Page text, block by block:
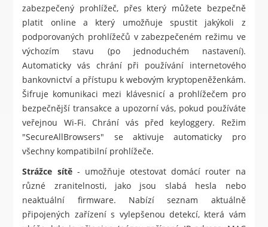
zabezpečený prohlížeč, přes který můžete bezpečně
platit online a který umožňuje spustit jakýkoli z
podporovaných prohlížečů v zabezpečeném režimu ve
výchozím stavu (po jednoduchém nastavení).
Automaticky vás chrání při používání internetového
bankovnictví a přístupu k webovým kryptopeněženkám.
Šifruje komunikaci mezi klávesnicí a prohlížečem pro
bezpečnější transakce a upozorní vás, pokud používáte
veřejnou Wi-Fi. Chrání vás před keyloggery. Režim
"SecureAllBrowsers" se aktivuje automaticky pro
všechny kompatibilní prohlížeče.
Strážce sítě- umožňuje otestovat domácí router na
různé zranitelnosti, jako jsou slabá hesla nebo
neaktuální firmware. Nabízí seznam aktuálně
připojených zařízení s vylepšenou detekcí, která vám